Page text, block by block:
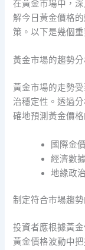
在黃金市場中，
解今日黃金價格
策。以下是幾個
黃金市場的趨勢
黃金市場的走勢
治穩定性。透過
確地預測黃金價
國際金
經濟數
地緣政
制定符合市場趨
投資者應根據黃
黃金價格波動中